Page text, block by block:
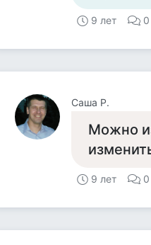
9 лет 0
Саша Р.
Можно
9 лет 0